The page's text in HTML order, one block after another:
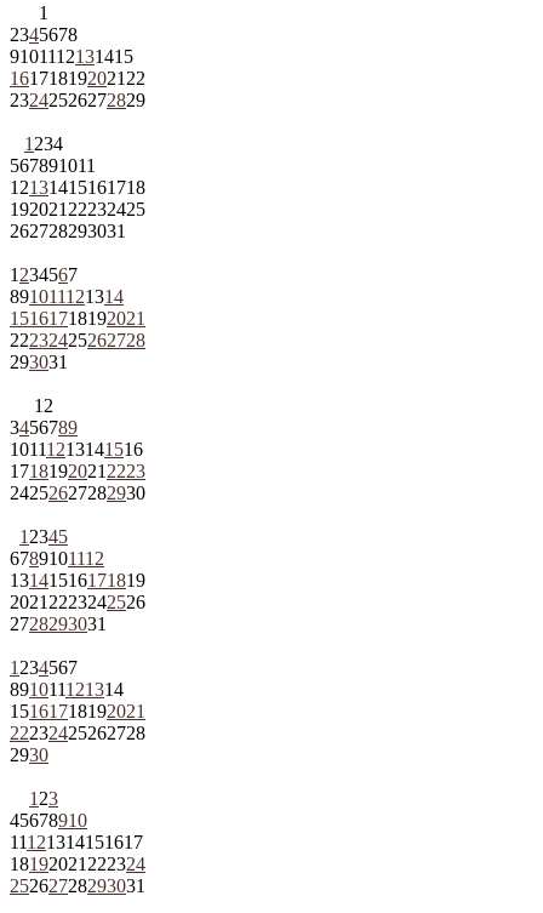
1
2345678
9101112131415
161718192021 22
23242526272829
1 234
567891011
12131415161718
192021 22232425
262728293031
1 234567
891011121314
15161718192021
22232425262728
293031
1 2
3456789
10111213141516
1718192021 2223
24252627282930
1 2345
6789101112
13141516171819
2021 2223242526
2728293031
1 234567
891011121314
15161718192021
22232425262728
2930
1 23
45678910
11121314151617
18192021 222324
25262728293031